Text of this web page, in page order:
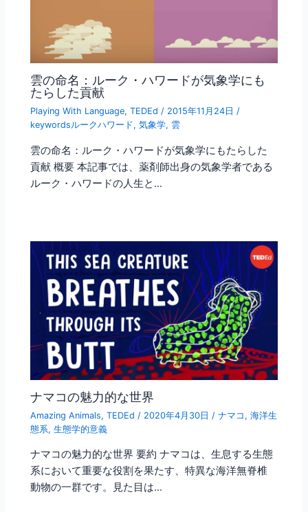
雲の命名：ルーク・ハワードが気象学にも
たらした貢献
Playing With Language,TEDEd / 2015年11月24日/
keywordsルークハワード,気象学, 雲
雲の命名：ルーク・ハワードが気象学にもたらした
貢献 概要 本記事では、薬剤師出身の気象学者である
ルーク・ハワードの人生と…
ナマコの魅力的な世界
Amazing Animals,TEDEd / 2020年4月30日 /ナマコ ,海洋生
態系,生態学的意義
ナマコの魅力的な世界 要約 ナマコは、生息する生態
系において重要な役割を果たす、特異な海洋無脊椎
動物の一群です。見た目は…